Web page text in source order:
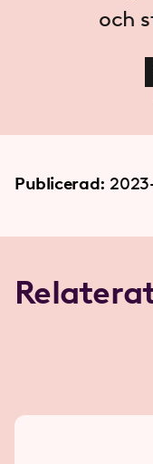
och
Publicerad: